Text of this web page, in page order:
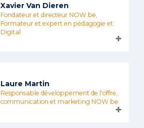
Xavier Van Dieren
Fondateur et directeur NOW.be,
Formateur et expert en pédagogie et
Digital
Laure Martin
Responsable développement de l'offre,
communication et marketing NOW.be